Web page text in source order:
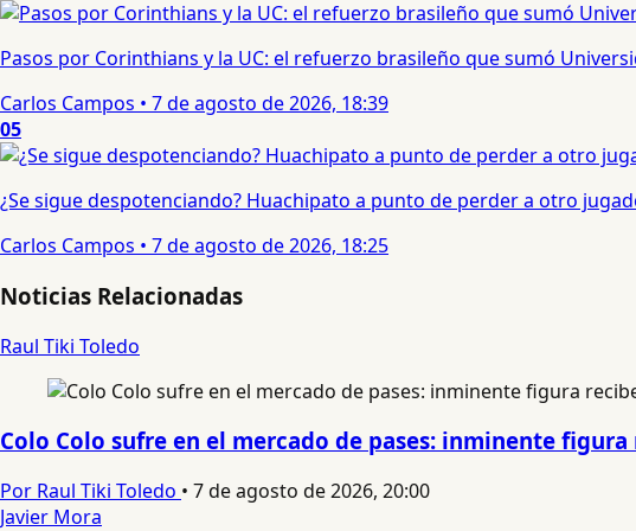
Pasos por Corinthians y la UC: el refuerzo brasileño que sumó
Carlos Campos • 7 de agosto de 2026, 18:39
05
¿Se sigue despotenciando? Huachipato a punto de perder a otro
Carlos Campos • 7 de agosto de 2026, 18:25
Noticias Relacionadas
Raul Tiki Toledo
Colo Colo sufre en el mercado de pases: inminente
Por Raul Tiki Toledo • 7 de agosto de 2026, 20:00
Javier Mora